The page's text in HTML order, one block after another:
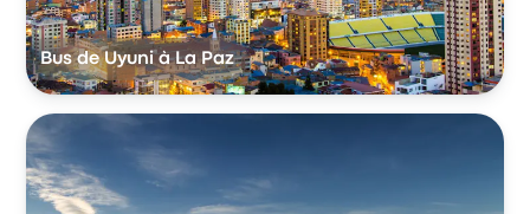
Bus de Uyuni à La Paz